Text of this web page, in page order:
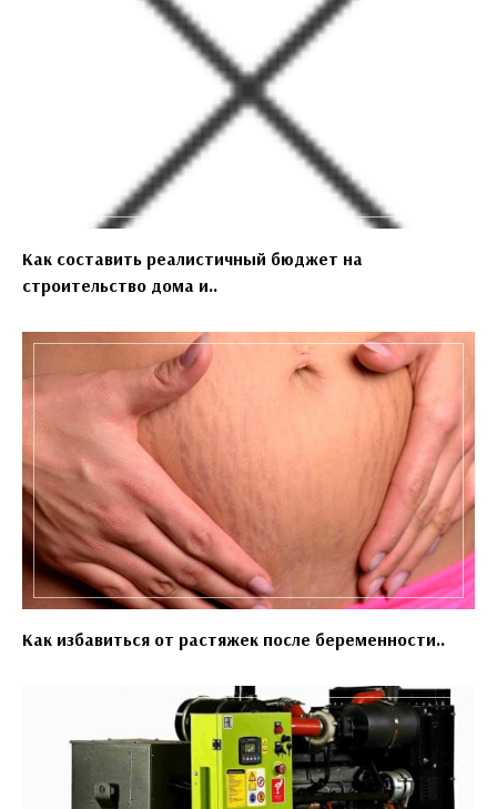
Как составить реалистичный бюджет на
строительство дома и..
Как избавиться от растяжек после беременности..